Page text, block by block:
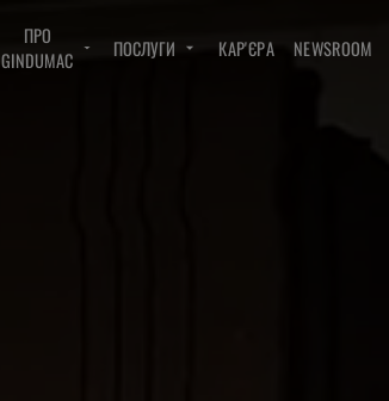
ПРО
GINDUMAC
ПОСЛУГИ КАР'ЄРА NEWSROOM